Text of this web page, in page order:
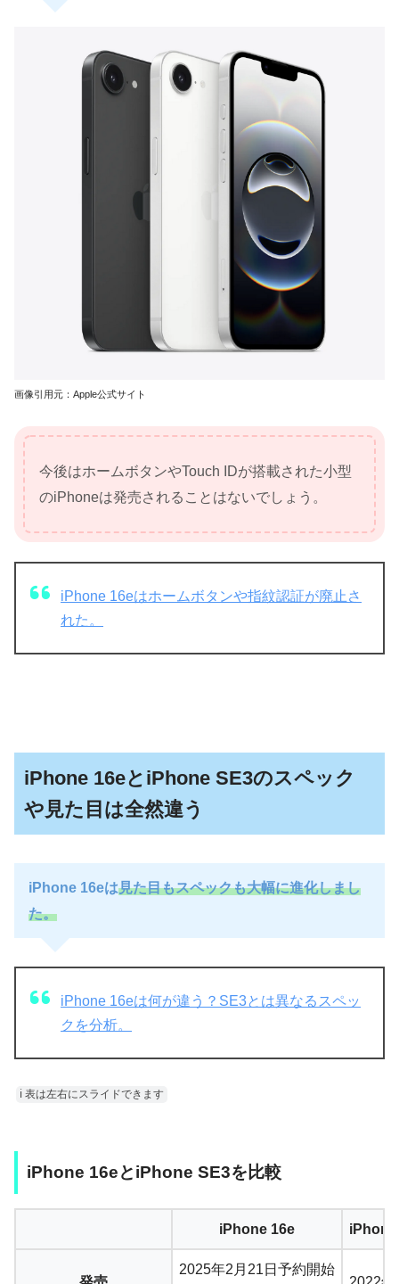
画像引用元：Apple公式サイト
今後はホームボタンやTouch IDが搭載された小型
のiPhoneは発売されることはないでしょう。
iPhone 16eはホームボタンや指紋認証が廃止さ
れた。
iPhone 16eとiPhone SE3のスペック
や見た目は全然違う
iPhone 16eは見た目もスペックも大幅に進化しまし
た。
iPhone 16eは何が違う？SE3とは異なるスペッ
クを分析。
ℹ︎ 表は左右にスライドできます
iPhone 16eとiPhone SE3を比較
iPhone 16e iPhone
2025年2月21日予約開始